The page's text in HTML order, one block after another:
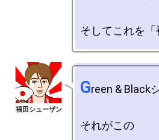
Green & Black
それがこの